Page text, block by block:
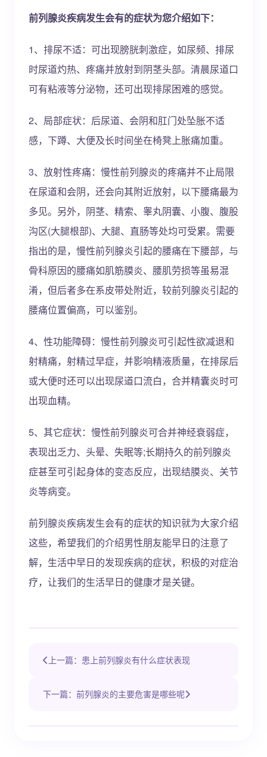
前列腺炎疾病发生会有的症状为您介绍如下：
1、排尿不适：可出现膀胱刺激症，如尿频、排尿
时尿道灼热、疼痛并放射到阴茎头部。清晨尿道口
可有粘液等分泌物，还可出现排尿困难的感觉。
2、局部症状：后尿道、会阴和肛门处坠胀不适
感，下蹲、大便及长时间坐在椅凳上胀痛加重。
3、放射性疼痛：慢性前列腺炎的疼痛并不止局限
在尿道和会阴，还会向其附近放射，以下腰痛最为
多见。另外，阴茎、精索、睾丸阴囊、小腹、腹股
沟区(大腿根部)、大腿、直肠等处均可受累。需要
指出的是，慢性前列腺炎引起的腰痛在下腰部，与
骨科原因的腰痛如肌筋膜炎、腰肌劳损等虽易混
淆，但后者多在系皮带处附近，较前列腺炎引起的
腰痛位置偏高，可以鉴别。
4、性功能障碍：慢性前列腺炎可引起性欲减退和
射精痛，射精过早症，并影响精液质量，在排尿后
或大便时还可以出现尿道口流白，合并精囊炎时可
出现血精。
5、其它症状：慢性前列腺炎可合并神经衰弱症，
表现出乏力、头晕、失眠等;长期持久的前列腺炎
症甚至可引起身体的变态反应，出现结膜炎、关节
炎等病变。
前列腺炎疾病发生会有的症状的知识就为大家介绍
这些，希望我们的介绍男性朋友能早日的注意了
解，生活中早日的发现疾病的症状，积极的对症治
疗，让我们的生活早日的健康才是关键。
上一篇：患上前列腺炎有什么症状表现
下一篇：前列腺炎的主要危害是哪些呢